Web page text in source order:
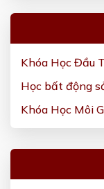
Khóa Học Đầu
Học bất động
Khóa Học Môi